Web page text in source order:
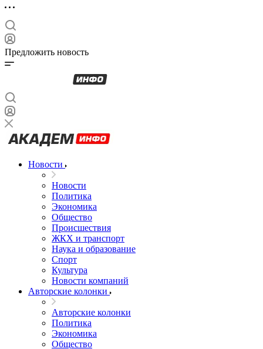
Предложить новость
Новости
Новости
Политика
Экономика
Общество
Происшествия
ЖКХ и транспорт
Наука и образование
Спорт
Культура
Новости компаний
Авторские колонки
Авторские колонки
Политика
Экономика
Общество